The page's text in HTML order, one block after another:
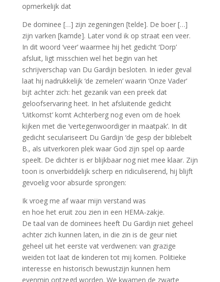
opmerkelijk dat
De dominee […] zijn zegeningen [telde]. De boer […]
zijn varken [kamde]. Later vond ik op straat een veer.
In dit woord ‘veer’ waarmee hij het gedicht ‘Dorp’
afsluit, ligt misschien wel het begin van het
schrijverschap van Du Gardijn besloten. In ieder geval
laat hij nadrukkelijk ‘de zemelen’ waarin ‘Onze Vader’
bijt achter zich: het gezanik van een preek dat
geloofservaring heet. In het afsluitende gedicht
‘Uitkomst’ komt Achterberg nog even om de hoek
kijken met die ‘vertegenwoordiger in maatpak’. In dit
gedicht seculariseert Du Gardijn ‘de gesp der biblebelt
B., als uitverkoren plek waar God zijn spel op aarde
speelt. De dichter is er blijkbaar nog niet mee klaar. Zijn
toon is onverbiddelijk scherp en ridiculiserend, hij blijft
gevoelig voor absurde sprongen:
Ik vroeg me af waar mijn verstand was
en hoe het eruit zou zien in een HEMA-zakje.
De taal van de dominees heeft Du Gardijn niet geheel
achter zich kunnen laten, in die zin is de geur niet
geheel uit het eerste vat verdwenen: van grazige
weiden tot laat de kinderen tot mij komen. Politieke
interesse en historisch bewustzijn kunnen hem
evenmin ontzegd worden. We kwamen de zwarte